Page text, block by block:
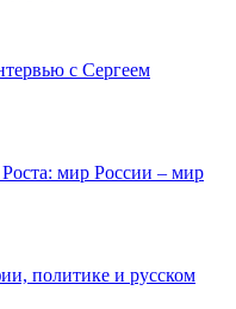
с Сергеем
мир России – мир
политике и русском